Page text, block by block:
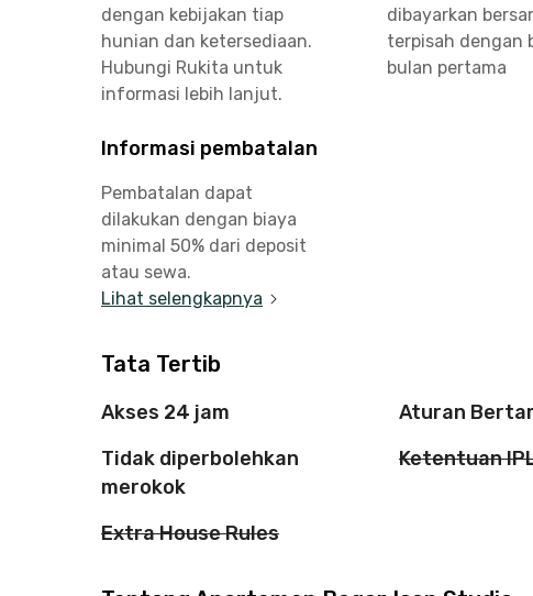
dengan kebijakan tiap
hunian dan ketersediaan.
Hubungi Rukita untuk
informasi lebih lanjut.
dibayarkan
terpisah dengan
bulan pertama
Informasi pembatalan
Pembatalan dapat
dilakukan dengan biaya
minimal 50% dari deposit
atau sewa.
Lihat selengkapnya
Tata Tertib
Akses 24 jam Aturan
Tidak diperbolehkan
merokok
Ketentuan
Extra House Rules